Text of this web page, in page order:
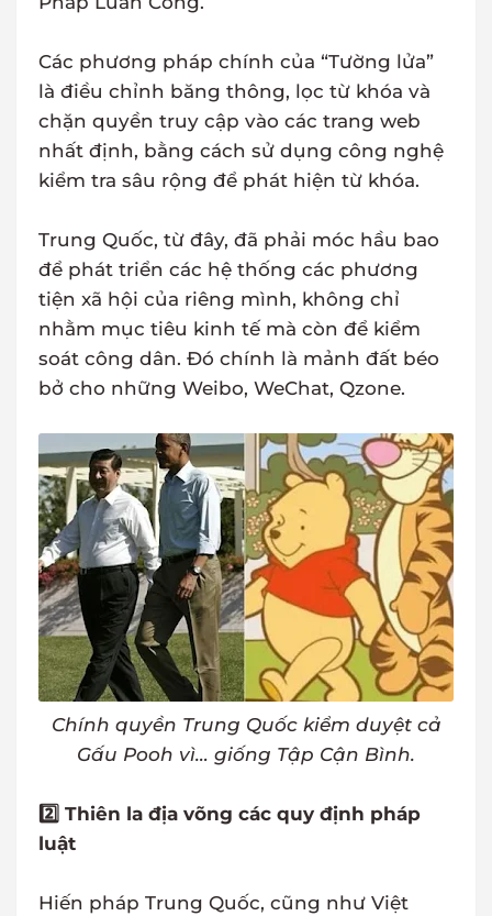
Các phương pháp chính của “Tường lửa”
là điều chỉnh băng thông, lọc từ khóa và
chặn quyền truy cập vào các trang web
nhất định, bằng cách sử dụng công nghệ
kiểm tra sâu rộng để phát hiện từ khóa.
Trung Quốc, từ đây, đã phải móc hầu bao
để phát triển các hệ thống các phương
tiện xã hội của riêng mình, không chỉ
nhằm mục tiêu kinh tế mà còn để kiểm
soát công dân. Đó chính là mảnh đất béo
bở cho những Weibo, WeChat, Qzone.
Chính quyền Trung Quốc kiểm duyệt cả
Gấu Pooh vì… giống Tập Cận Bình.
2️⃣ Thiên la địa võng các quy định pháp
luật
Hiến pháp Trung Quốc, cũng như Việt